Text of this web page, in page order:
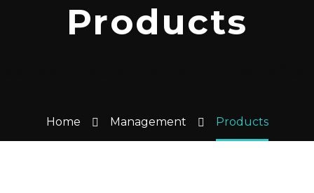
Products
Home Management Products